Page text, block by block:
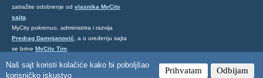
Naš sajt koristi kolačiće kako bi poboljšao
korisničko iskustvo
Prihvatam Odbijam
zatražite odobrenje od vlasnika MyCity
sajta
MyCity pokrenuo, administrira i razvija
Predrag Damnjanović , a o uređenju sajta
se brine MyCity Tim
ovde.